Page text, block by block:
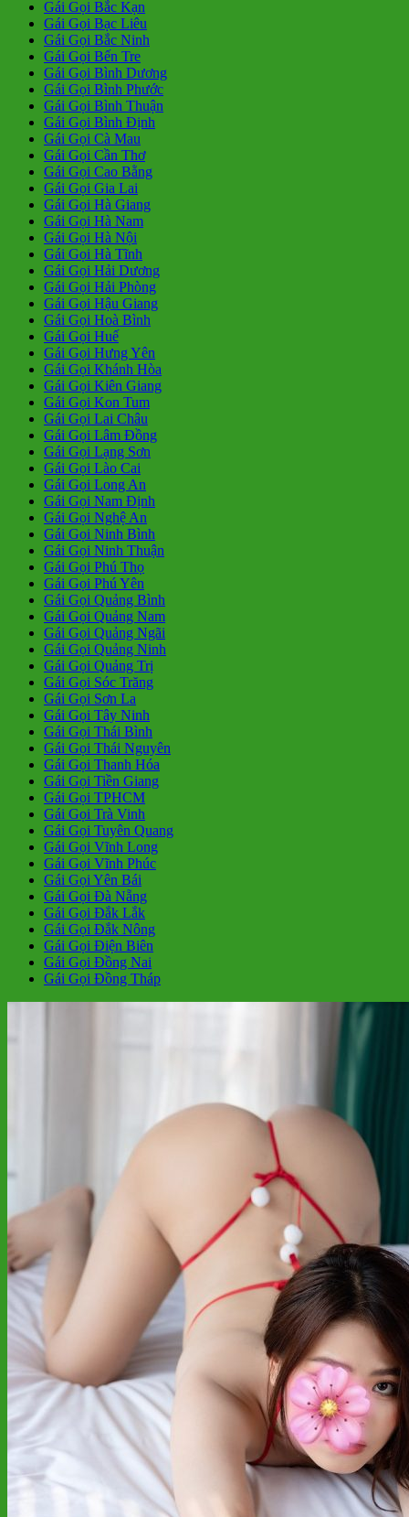
Gái Gọi Bắc Kạn
Gái Gọi Bạc Liêu
Gái Gọi Bắc Ninh
Gái Gọi Bến Tre
Gái Gọi Bình Dương
Gái Gọi Bình Phước
Gái Gọi Bình Thuận
Gái Gọi Bình Định
Gái Gọi Cà Mau
Gái Gọi Cần Thơ
Gái Gọi Cao Bằng
Gái Gọi Gia Lai
Gái Gọi Hà Giang
Gái Gọi Hà Nam
Gái Gọi Hà Nội
Gái Gọi Hà Tĩnh
Gái Gọi Hải Dương
Gái Gọi Hải Phòng
Gái Gọi Hậu Giang
Gái Gọi Hoà Bình
Gái Gọi Huế
Gái Gọi Hưng Yên
Gái Gọi Khánh Hòa
Gái Gọi Kiên Giang
Gái Gọi Kon Tum
Gái Gọi Lai Châu
Gái Gọi Lâm Đồng
Gái Gọi Lạng Sơn
Gái Gọi Lào Cai
Gái Gọi Long An
Gái Gọi Nam Định
Gái Gọi Nghệ An
Gái Gọi Ninh Bình
Gái Gọi Ninh Thuận
Gái Gọi Phú Thọ
Gái Gọi Phú Yên
Gái Gọi Quảng Bình
Gái Gọi Quảng Nam
Gái Gọi Quảng Ngãi
Gái Gọi Quảng Ninh
Gái Gọi Quảng Trị
Gái Gọi Sóc Trăng
Gái Gọi Sơn La
Gái Gọi Tây Ninh
Gái Gọi Thái Bình
Gái Gọi Thái Nguyên
Gái Gọi Thanh Hóa
Gái Gọi Tiền Giang
Gái Gọi TPHCM
Gái Gọi Trà Vinh
Gái Gọi Tuyên Quang
Gái Gọi Vĩnh Long
Gái Gọi Vĩnh Phúc
Gái Gọi Yên Bái
Gái Gọi Đà Nẵng
Gái Gọi Đắk Lắk
Gái Gọi Đắk Nông
Gái Gọi Điện Biên
Gái Gọi Đồng Nai
Gái Gọi Đồng Tháp